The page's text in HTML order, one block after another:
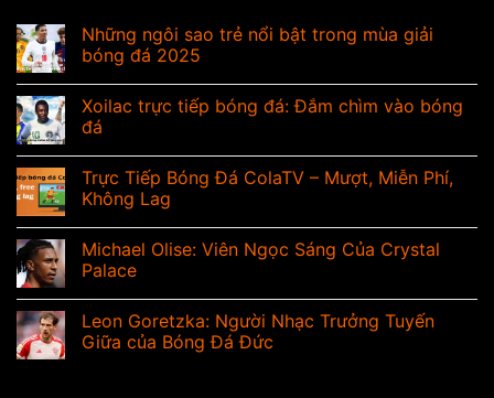
Những ngôi sao trẻ nổi bật trong mùa giải
bóng đá 2025
Xoilac trực tiếp bóng đá: Đắm chìm vào bóng
đá
Trực Tiếp Bóng Đá ColaTV – Mượt, Miễn Phí,
Không Lag
Michael Olise: Viên Ngọc Sáng Của Crystal
Palace
Leon Goretzka: Người Nhạc Trưởng Tuyến
Giữa của Bóng Đá Đức